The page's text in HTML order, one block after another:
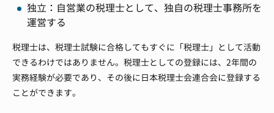
独立：自営業の税理士として、独自の税理士事務所を
運営する
税理士は、税理士試験に合格してもすぐに「税理士」として活動
できるわけではありません。税理士としての登録には、2年間の
実務経験が必要であり、その後に日本税理士会連合会に登録する
ことができます。